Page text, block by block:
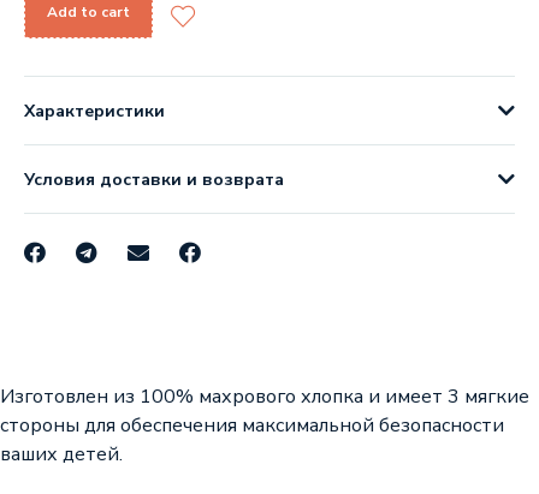
Add to cart
Характеристики
Условия доставки и возврата
Изготовлен из 100% махрового хлопка и имеет 3 мягкие
стороны для обеспечения максимальной безопасности
ваших детей.